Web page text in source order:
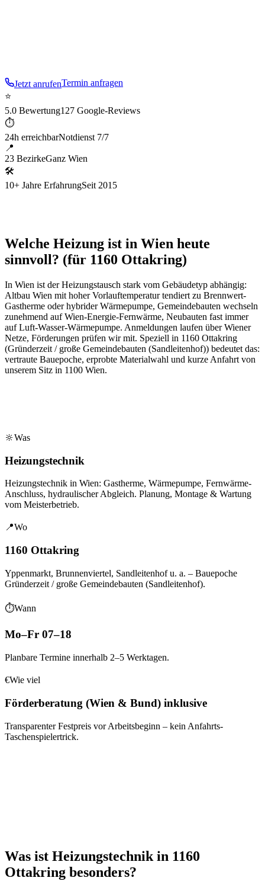
Jetzt anrufenTermin anfragen
⭐
5.0 Bewertung127 Google-Reviews
⏱
24h erreichbarNotdienst 7/7
📍
23 BezirkeGanz Wien
🛠
10+ Jahre ErfahrungSeit 2015
Welche Heizung ist in Wien heute
sinnvoll? (für 1160 Ottakring)
In Wien ist der Heizungstausch stark vom Gebäudetyp abhängig:
Altbau Wien mit hoher Vorlauftemperatur tendiert zu Brennwert-
Gastherme oder hybrider Wärmepumpe, Gemeindebauten wechseln
zunehmend auf Wien-Energie-Fernwärme, Neubauten fast immer
auf Luft-Wasser-Wärmepumpe. Anmeldungen laufen über Wiener
Netze, Förderungen prüfen wir mit. Speziell in 1160 Ottakring
(Gründerzeit / große Gemeindebauten (Sandleitenhof)) bedeutet das:
vertraute Bauepoche, erprobte Materialwahl und kurze Anfahrt von
unserem Sitz in 1100 Wien.
🔆Was
Heizungstechnik
Heizungstechnik in Wien: Gastherme, Wärmepumpe, Fernwärme-
Anschluss, hydraulischer Abgleich. Planung, Montage & Wartung
vom Meisterbetrieb.
📍Wo
1160 Ottakring
Yppenmarkt, Brunnenviertel, Sandleitenhofu. a. – Bauepoche
Gründerzeit / große Gemeindebauten (Sandleitenhof).
⏱Wann
Mo–Fr 07–18
Planbare Termine innerhalb 2–5 Werktagen.
€Wie viel
Förderberatung (Wien & Bund) inklusive
Transparenter Festpreis vor Arbeitsbeginn – kein Anfahrts-
Taschenspielertrick.
Was ist Heizungstechnik in 1160
Ottakring besonders?